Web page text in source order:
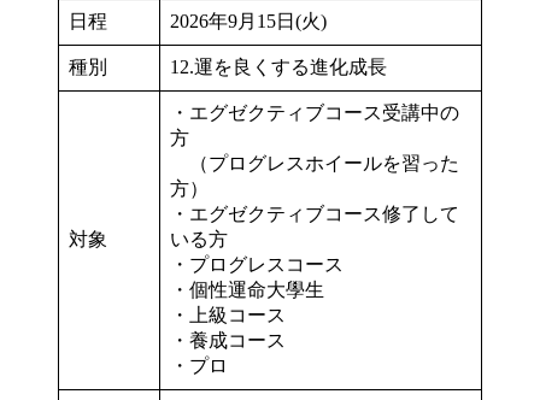
日程 2026年9月15日(火)
種別 12.運を良くする進化成長
対象
・エグゼクティブコース受講中の
方
（プログレスホイールを習った
方）
・エグゼクティブコース修了して
いる方
・プログレスコース
・個性運命大學生
・上級コース
・養成コース
・プロ